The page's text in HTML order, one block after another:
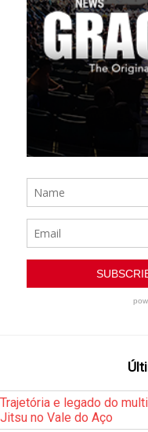
Trajetória e legado do
Jitsu no Vale do Aço